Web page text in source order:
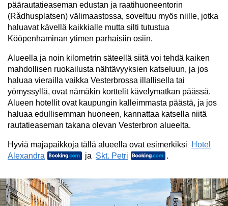
päärautatieaseman edustan ja raatihuoneentorin
(Rådhusplatsen) välimaastossa, soveltuu myös niille, jotka
haluavat kävellä kaikkialle mutta silti tutustua
Kööpenhaminan ytimen parhaisiin osiin.
Alueella ja noin kilometrin säteellä siitä voi tehdä kaiken
mahdollisen ruokailusta nähtävyyksien katseluun, ja jos
haluaa vierailla vaikka Vesterbrossa illallisella tai
yömyssyllä, ovat nämäkin korttelit kävelymatkan päässä.
Alueen hotellit ovat kaupungin kalleimmasta päästä, ja jos
haluaa edullisemman huoneen, kannattaa katsella niitä
rautatieaseman takana olevan Vesterbron alueelta.
Hyviä majapaikkoja tällä alueella ovat esimerkiksi
Hotel
Alexandra
ja Skt. Petri .